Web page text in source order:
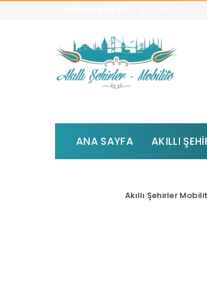
ANA SAYFA AKILLI
Akıllı Şehirler